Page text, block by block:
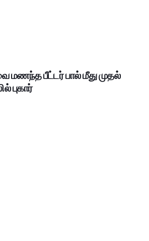
மணந்த பீட்டர் பால் மீது முதல்
புகார்